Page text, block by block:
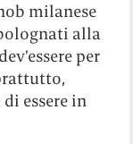
milanese
alla
per
essere in